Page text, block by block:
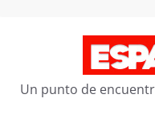
Un punto de